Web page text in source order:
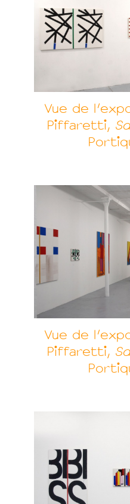
Vue de
Piffaretti,
Vue de
Piffaretti,